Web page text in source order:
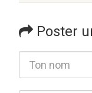
Poster